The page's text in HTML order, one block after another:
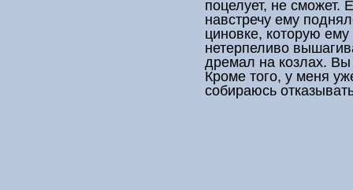
поцелует, не сможет.
навстречу ему
циновке, которую
нетерпеливо
дремал на козлах. Вы
Кроме того, у меня
собираюсь